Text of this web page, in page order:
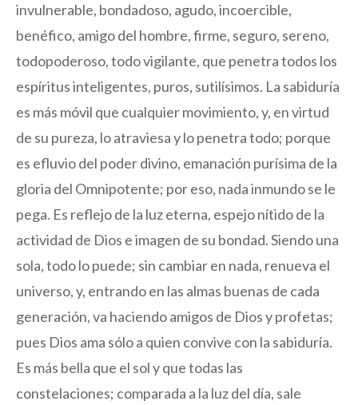
invulnerable, bondadoso, agudo, incoercible,
benéfico, amigo del hombre, firme, seguro, sereno,
todopoderoso, todo vigilante, que penetra todos los
espíritus inteligentes, puros, sutilísimos. La sabiduría
es más móvil que cualquier movimiento, y, en virtud
de su pureza, lo atraviesa y lo penetra todo; porque
es efluvio del poder divino, emanación purísima de la
gloria del Omnipotente; por eso, nada inmundo se le
pega. Es reflejo de la luz eterna, espejo nítido de la
actividad de Dios e imagen de su bondad. Siendo una
sola, todo lo puede; sin cambiar en nada, renueva el
universo, y, entrando en las almas buenas de cada
generación, va haciendo amigos de Dios y profetas;
pues Dios ama sólo a quien convive con la sabiduría.
Es más bella que el sol y que todas las
constelaciones; comparada a la luz del día, sale